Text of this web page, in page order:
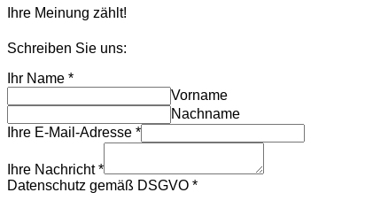
Ihre Meinung zählt!
Schreiben Sie uns:
Ihr Name *
Vorname
Nachname
Ihre E-Mail-Adresse *
Ihre Nachricht*
Datenschutz gemäß DSGVO *